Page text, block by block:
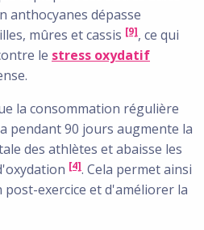
anthocyanes dépasse
mûres et cassis [9], ce qui
le stress oxydatif
la consommation régulière
pendant 90 jours augmente la
des athlètes et abaisse les
[4]. Cela permet ainsi
exercice et d'améliorer la